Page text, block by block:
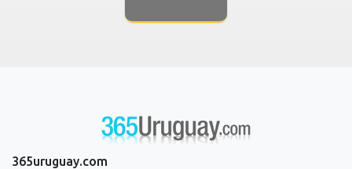
365uruguay.com